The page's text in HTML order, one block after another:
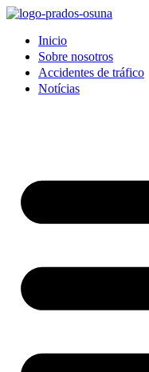
Inicio
Sobre nosotros
Accidentes de tráfico
Notícias